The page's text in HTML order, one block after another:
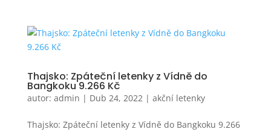
Thajsko: Zpáteční letenky z Vídně do
Bangkoku 9.266 Kč
autor: admin | Dub 24, 2022| akční letenky
Thajsko: Zpáteční letenky z Vídně do Bangkoku 9.266